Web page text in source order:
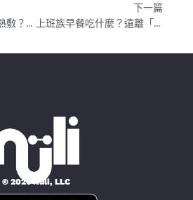
肌肉拉傷該冰敷還是熱敷？肌肉拉傷多久會復原？肌肉拉傷的處理方式
下一篇
上班族早餐吃什麼？遠離「飯後糖暈」，超商、傳統早餐店的飲食全攻略
© 2026 Nüli, LLC